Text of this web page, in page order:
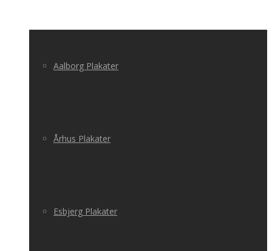
Aalborg Plakater
Århus Plakater
Esbjerg Plakater